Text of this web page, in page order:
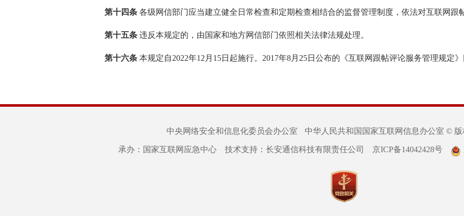
第十四条 各级网信部门应当建立健全日常检查和定期检查相结合的监督管理制度，依法对互联网跟
第十五条 违反本规定的，由国家和地方网信部门依照相关法律法规处理。
第十六条 本规定自2022年12月15日起施行。2017年8月25日公布的《互联网跟帖评论服务管理规定》
中央网络安全和信息化委员会办公室 中华人民共和国国家互联网信息办公室 ©
承办：国家互联网应急中心 技术支持：长安通信科技有限责任公司 京ICP备14042428号